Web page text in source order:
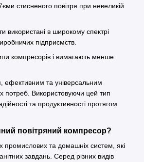
стисненого повітря при невеликій
використані в широкому спектрі
підприємств.
компресорів і вимагають менше
ефективним та універсальним
потреб. Використовуючи цей тип
та продуктивності протягом
повітряний компресор?
промислових та домашніх систем, які
завдань. Серед різних видів